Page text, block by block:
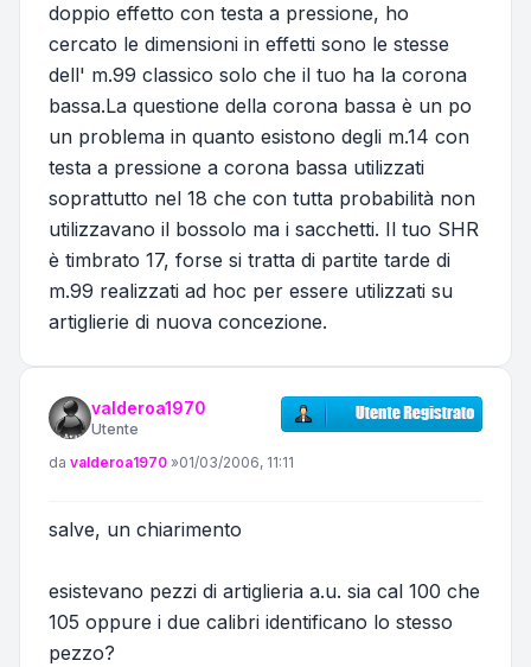
doppio effetto con testa a pressione, ho
cercato le dimensioni in effetti sono le stesse
dell' m.99 classico solo che il tuo ha la corona
bassa.La questione della corona bassa è un po
un problema in quanto esistono degli m.14 con
testa a pressione a corona bassa utilizzati
soprattutto nel 18 che con tutta probabilità non
utilizzavano il bossolo ma i sacchetti. Il tuo SHR
è timbrato 17, forse si tratta di partite tarde di
m.99 realizzati ad hoc per essere utilizzati su
artiglierie di nuova concezione.
valderoa1970
Utente
Messaggio
da valderoa1970 »01/03/2006, 11:11
salve, un chiarimento
esistevano pezzi di artiglieria a.u. sia cal 100 che
105 oppure i due calibri identificano lo stesso
pezzo?